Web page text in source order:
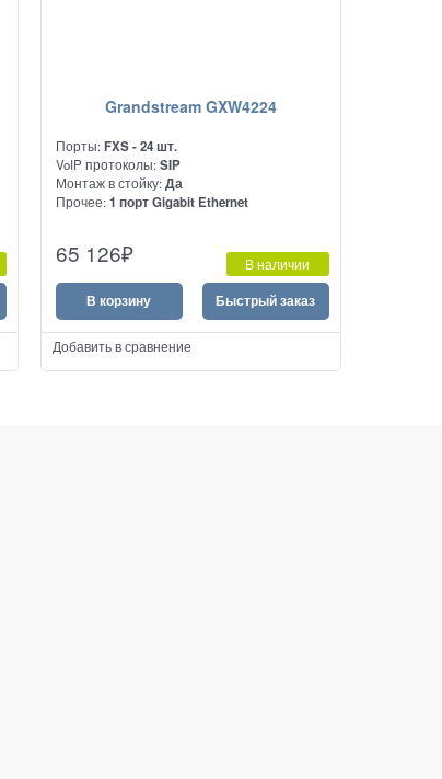
Grandstream GXW4224
Порты:FXS - 24 шт.
VoIP протоколы:SIP
Монтаж в стойку:Да
Прочее:1 порт Gigabit Ethernet
VoIP шлюз на 24 порта FXS
65 126₽ В наличии
В корзину Быстрый заказ
Добавить в сравнение